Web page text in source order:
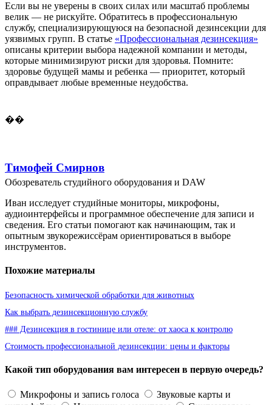
Если вы не уверены в своих силах или масштаб проблемы
велик — не рискуйте. Обратитесь в профессиональную
службу, специализирующуюся на безопасной дезинсекции для
уязвимых групп. В статье «Профессиональная дезинсекция»
описаны критерии выбора надежной компании и методы,
которые минимизируют риски для здоровья. Помните:
здоровье будущей мамы и ребенка — приоритет, который
оправдывает любые временные неудобства.
��
Тимофей Смирнов
Обозреватель студийного оборудования и DAW
Иван исследует студийные мониторы, микрофоны,
аудиоинтерфейсы и программное обеспечение для записи и
сведения. Его статьи помогают как начинающим, так и
опытным звукорежиссёрам ориентироваться в выборе
инструментов.
Похожие материалы
Безопасность химической обработки для животных
Как выбрать дезинсекционную службу
### Дезинсекция в гостинице или отеле: от хаоса к контролю
Стоимость профессиональной дезинсекции: цены и факторы
Какой тип оборудования вам интересен в первую очередь?
Микрофоны и запись голоса
Звуковые карты и